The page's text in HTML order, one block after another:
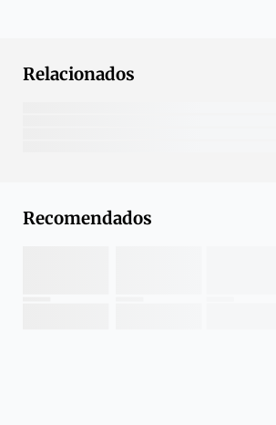
Relacionados
Recomendados